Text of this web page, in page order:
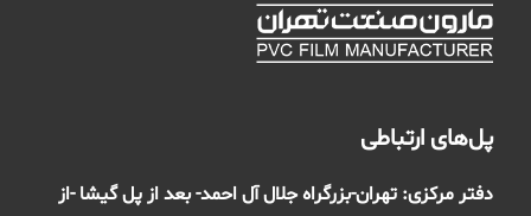
پل‌های ارتباطی
دفتر مرکزی: تهران-بزرگراه جلال آل احمد- بعد از پل گیشا -از